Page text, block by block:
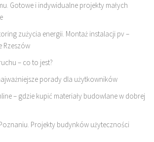
Gotowe i indywidualne projekty małych
zużycia energii. Montaż instalacji pv –
Rzeszów
– co to jest?
porady dla użytkowników
– gdzie kupić materiały budowlane w dobrej
Projekty budynków użyteczności